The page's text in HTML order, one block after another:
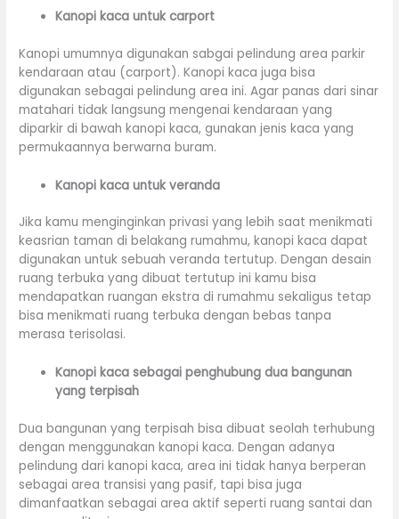
Kanopi kaca untuk carport
Kanopi umumnya digunakan sabgai pelindung area parkir
kendaraan atau (carport). Kanopi kaca juga bisa
digunakan sebagai pelindung area ini. Agar panas dari sinar
matahari tidak langsung mengenai kendaraan yang
diparkir di bawah kanopi kaca, gunakan jenis kaca yang
permukaannya berwarna buram.
Kanopi kaca untuk veranda
Jika kamu menginginkan privasi yang lebih saat menikmati
keasrian taman di belakang rumahmu, kanopi kaca dapat
digunakan untuk sebuah veranda tertutup. Dengan desain
ruang terbuka yang dibuat tertutup ini kamu bisa
mendapatkan ruangan ekstra di rumahmu sekaligus tetap
bisa menikmati ruang terbuka dengan bebas tanpa
merasa terisolasi.
Kanopi kaca sebagai penghubung dua bangunan
yang terpisah
Dua bangunan yang terpisah bisa dibuat seolah terhubung
dengan menggunakan kanopi kaca. Dengan adanya
pelindung dari kanopi kaca, area ini tidak hanya berperan
sebagai area transisi yang pasif, tapi bisa juga
dimanfaatkan sebagai area aktif seperti ruang santai dan